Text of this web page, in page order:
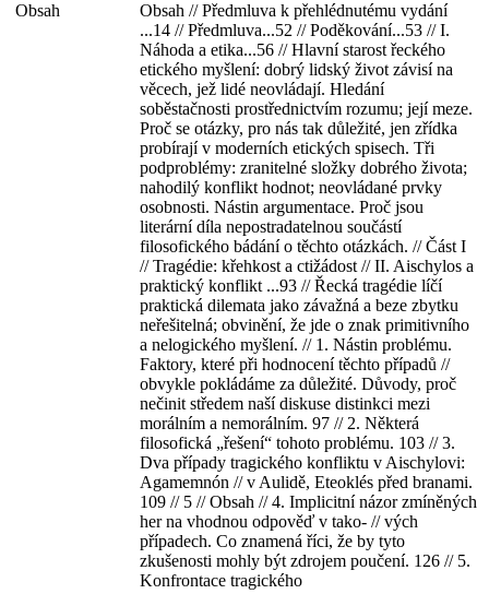
Obsah
Obsah // Předmluva k přehlédnutému vydání
...14 // Předmluva...52 // Poděkování...53 // I.
Náhoda a etika...56 // Hlavní starost řeckého
etického myšlení: dobrý lidský život závisí na
věcech, jež lidé neovládají. Hledání
soběstačnosti prostřednictvím rozumu; její meze.
Proč se otázky, pro nás tak důležité, jen zřídka
probírají v moderních etických spisech. Tři
podproblémy: zranitelné složky dobrého života;
nahodilý konflikt hodnot; neovládané prvky
osobnosti. Nástin argumentace. Proč jsou
literární díla nepostradatelnou součástí
filosofického bádání o těchto otázkách. // Část I
// Tragédie: křehkost a ctižádost // II. Aischylos a
praktický konflikt ...93 // Řecká tragédie líčí
praktická dilemata jako závažná a beze zbytku
neřešitelná; obvinění, že jde o znak primitivního
a nelogického myšlení. // 1. Nástin problému.
Faktory, které při hodnocení těchto případů //
obvykle pokládáme za důležité. Důvody, proč
nečinit středem naší diskuse distinkci mezi
morálním a nemorálním. 97 // 2. Některá
filosofická „řešení“ tohoto problému. 103 // 3.
Dva případy tragického konfliktu v Aischylovi:
Agamemnón // v Aulidě, Eteoklés před branami.
109 // 5 // Obsah // 4. Implicitní názor zmíněných
her na vhodnou odpověď v tako- // vých
případech. Co znamená říci, že by tyto
zkušenosti mohly být zdrojem poučení. 126 // 5.
Konfrontace tragického